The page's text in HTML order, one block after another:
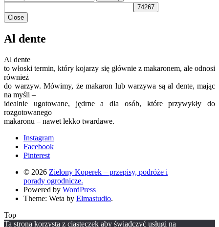
Close
Al dente
Al dente
to włoski termin, który kojarzy się głównie z makaronem, ale odnosi
również
do warzyw. Mówimy, że makaron lub warzywa są al dente, mając
na myśli –
idealnie ugotowane, jędrne a dla osób, które przywykły do
rozgotowanego
makaronu – nawet lekko twardawe.
Instagram
Facebook
Pinterest
© 2026 Zielony Koperek – przepisy, podróże i
porady ogrodnicze.
Powered by WordPress
Theme: Weta by Elmastudio.
Top
Ta strona korzysta z ciasteczek aby świadczyć usługi na